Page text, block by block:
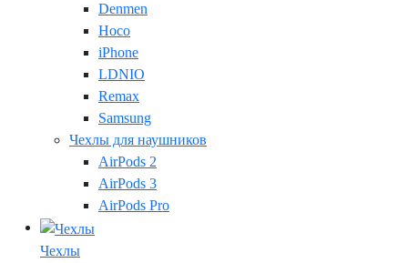
Denmen
Hoco
iPhone
LDNIO
Remax
Samsung
Чехлы для наушников
AirPods 2
AirPods 3
AirPods Pro
Чехлы